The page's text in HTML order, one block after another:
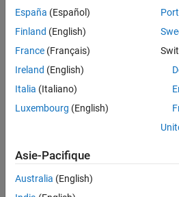
España (Español)
Finland (English)
France (Français)
Ireland (English)
Italia (Italiano)
Luxembourg (English)
Asie-Pacifique
Australia (English)